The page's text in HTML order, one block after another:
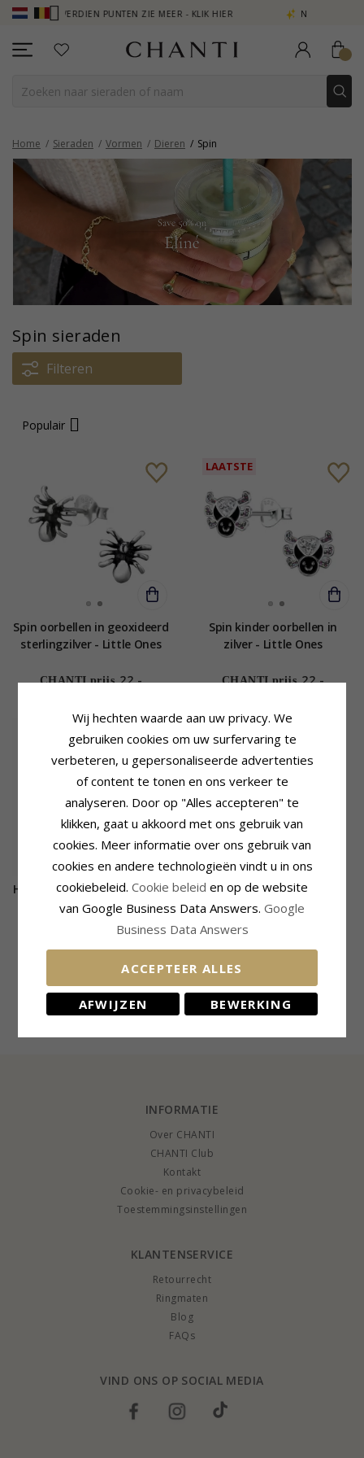
PUNTEN ZIE MEER - KLIK HIER NEW COLLECTION | AURA
Home Sieraden Vormen Dieren Spin
Spin sieraden
Filteren
Populair
Spin oorbellen in geoxideerd
sterlingzilver - Little Ones
CHANTI prijs 22,-
LAATSTE
Spin kinder oorbellen in
zilver - Little Ones
CHANTI prijs 22,-
Halloween oorbellen in zilver
- Little Ones
INFORMATIE
Over CHANTI
CHANTI Club
Kontakt
Cookie- en privacybeleid
Toestemmingsinstellingen
KLANTENSERVICE
Retourrecht
Ringmaten
Blog
FAQs
VIND ONS OP SOCIAL MEDIA
Wij hechten waarde aan uw privacy. We
gebruiken cookies om uw surfervaring te
verbeteren, u gepersonaliseerde advertenties
of content te tonen en ons verkeer te
analyseren. Door op "Alles accepteren" te
klikken, gaat u akkoord met ons gebruik van
cookies. Meer informatie over ons gebruik van
cookies en andere technologieën vindt u in ons
cookiebeleid. Cookie beleid en op de website
van Google Business Data Answers. Google
Business Data Answers
ACCEPTEER ALLES
AFWIJZEN BEWERKING